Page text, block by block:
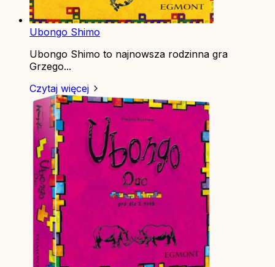
Ubongo Shimo
Ubongo Shimo to najnowsza rodzinna gra
Grzego...
Czytaj więcej